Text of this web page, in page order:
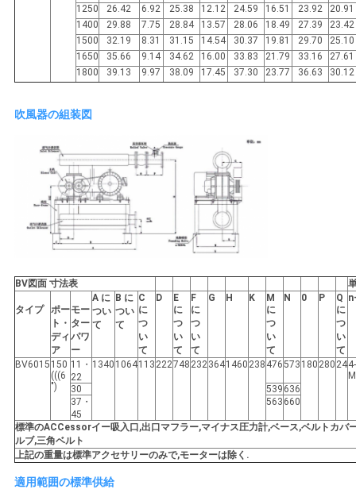
PRIVACY
POLICY
1250
26.42 6.92 25.38 12.12 24.59 16.51 23.92
20.91
1400
29.88 7.75 28.84 13.57 28.06 18.49 27.39
23.42
1500
32.19 8.31 31.15 14.54 30.37 19.81 29.70
25.10
1650
35.66 9.14 34.62 16.00 33.83 21.79 33.16
27.61
1800
39.13 9.97 38.09 17.45 37.30 23.77 36.63 30.12
吹風器の組装図
BV図面 寸法表
タイプ
ポー
ト・
ディ
ア
モー
ター
パワ
ー
A に
つい
て
B に
つい
て
C
に
つ
い
て
D
E
に
つ
い
て
F
に
つ
い
て
G H K
M
に
つ
い
て
N 0 P
Q
に
つ
い
て
BV6015 150
(((6
")
11・
22
1340 1064113 222748 232 3641460 238 476573 180 280 244-
30
539 636
37・
45
563 660
標準のACCessorイー吸入口,出口マフラー,マイナス圧力計,ベース,ベルトカバ
ルブ,三角ベルト
上記の重量は標準アクセサリーのみで,モーターは除く.
適用範囲の標準供給